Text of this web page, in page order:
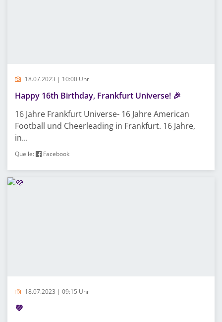
18.07.2023 | 10:00 Uhr
Happy 16th Birthday, Frankfurt Universe! 🎉
16 Jahre Frankfurt Universe- 16 Jahre American
Football und Cheerleading in Frankfurt. 16 Jahre,
in...
Quelle: Facebook
18.07.2023 | 09:15 Uhr
💜